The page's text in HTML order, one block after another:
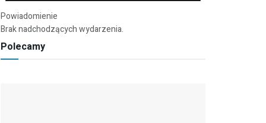
Powiadomienie
Brak nadchodzących wydarzenia.
Polecamy